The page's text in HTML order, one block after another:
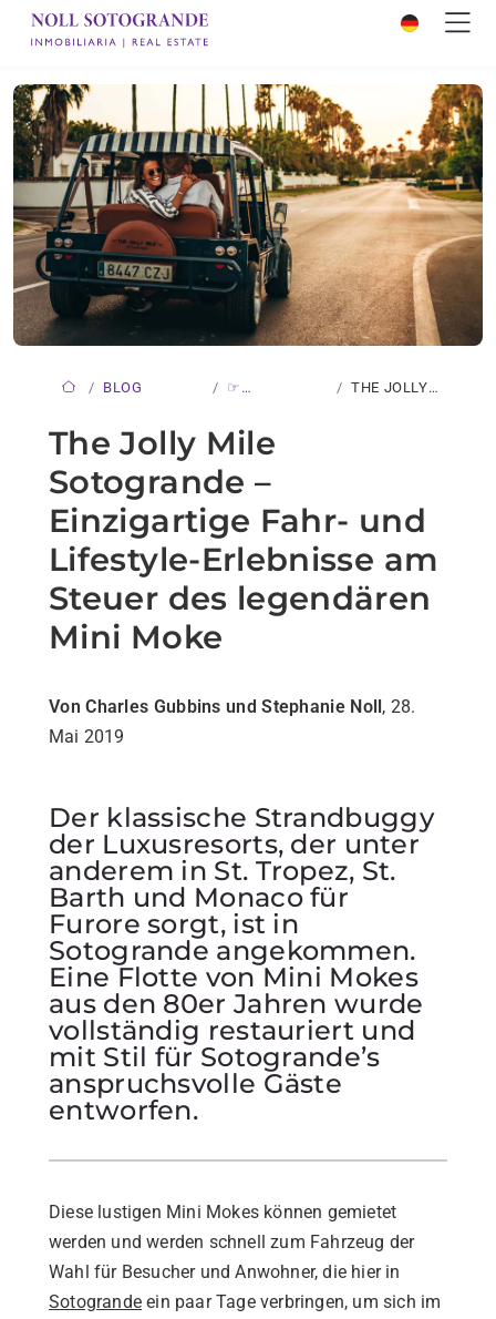
BLOG
☞
THE JOLLY
The Jolly Mile
Sotogrande –
Einzigartige Fahr- und
Lifestyle-Erlebnisse am
Steuer des legendären
Mini Moke
Von Charles Gubbins und Stephanie Noll, 28.
Mai 2019
Der klassische Strandbuggy
der Luxusresorts, der unter
anderem in St. Tropez, St.
Barth und Monaco für
Furore sorgt, ist in
Sotogrande angekommen.
Eine Flotte von Mini Mokes
aus den 80er Jahren wurde
vollständig restauriert und
mit Stil für Sotogrande’s
anspruchsvolle Gäste
entworfen.
Diese lustigen Mini Mokes können gemietet
werden und werden schnell zum Fahrzeug der
Wahl für Besucher und Anwohner, die hier in
Sotogrande ein paar Tage verbringen, um sich im